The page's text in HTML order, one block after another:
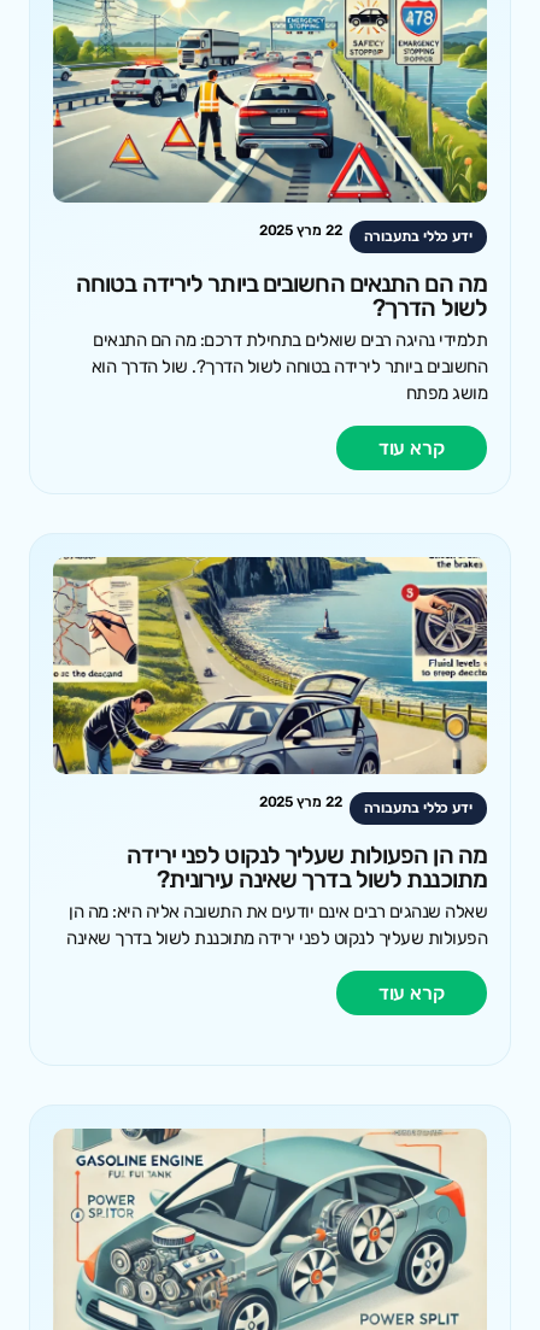
ידע כללי בתעבורה 22 מרץ 2025
מה הם התנאים החשובים ביותר לירידה בטוחה
לשול הדרך?
תלמידי נהיגה רבים שואלים בתחילת דרכם: מה הם התנאים
החשובים ביותר לירידה בטוחה לשול הדרך?. שול הדרך הוא
מושג מפתח
קרא עוד
ידע כללי בתעבורה 22 מרץ 2025
מה הן הפעולות שעליך לנקוט לפני ירידה
מתוכננת לשול בדרך שאינה עירונית?
שאלה שנהגים רבים אינם יודעים את התשובה אליה היא: מה הן
הפעולות שעליך לנקוט לפני ירידה מתוכננת לשול בדרך שאינה
קרא עוד